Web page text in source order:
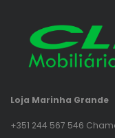
Loja Marinha Grande
+351 244 567 546